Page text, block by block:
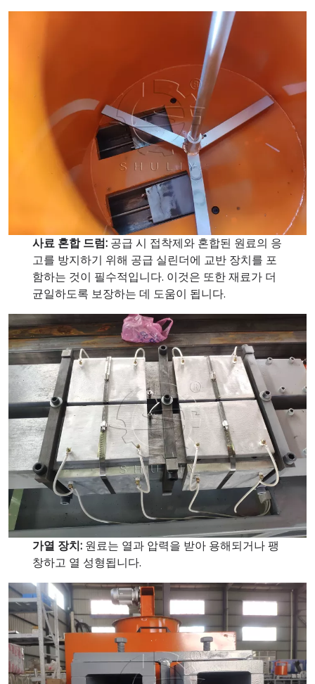
사료 혼합 드럼:공급 시 접착제와 혼합된 원료의 응
고를 방지하기 위해 공급 실린더에 교반 장치를 포
함하는 것이 필수적입니다. 이것은 또한 재료가 더
균일하도록 보장하는 데 도움이 됩니다.
가열 장치:원료는 열과 압력을 받아 용해되거나 팽
창하고 열 성형됩니다.